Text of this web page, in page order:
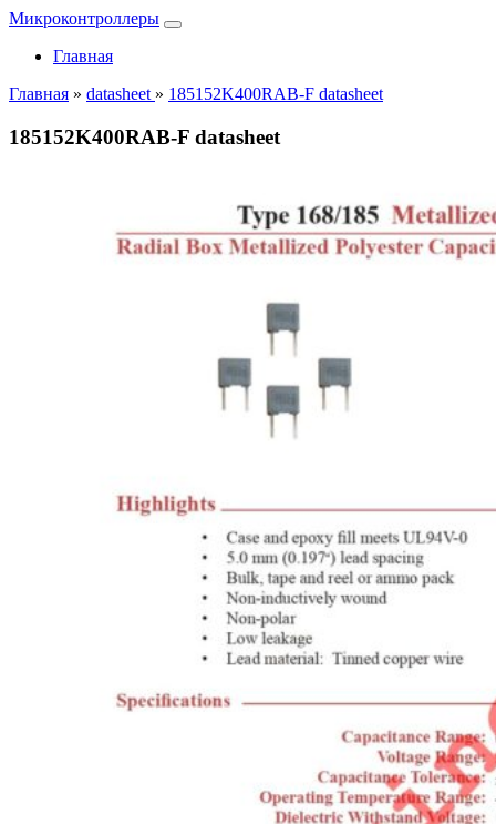
Микроконтроллеры
Главная
Главная » datasheet » 185152K400RAB-F datasheet
185152K400RAB-F datasheet